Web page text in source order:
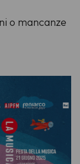
o mancanze